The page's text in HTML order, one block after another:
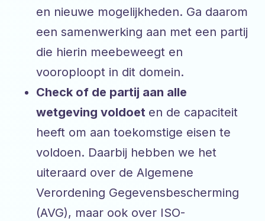
en nieuwe mogelijkheden. Ga daarom
een samenwerking aan met een partij
die hierin meebeweegt en
vooroploopt in dit domein.
Check of de partij aan alle
wetgeving voldoet en de capaciteit
heeft om aan toekomstige eisen te
voldoen. Daarbij hebben we het
uiteraard over de Algemene
Verordening Gegevensbescherming
(AVG), maar ook over ISO-